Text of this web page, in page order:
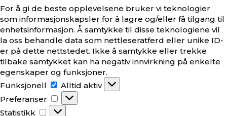
For å gi de beste opplevelsene bruker vi teknologier
som informasjonskapsler for å lagre og/eller få tilgang til
enhetsinformasjon. Å samtykke til disse teknologiene vil
la oss behandle data som nettleseratferd eller unike ID-
er på dette nettstedet. Ikke å samtykke eller trekke
tilbake samtykket kan ha negativ innvirkning på enkelte
egenskaper og funksjoner.
Funksjonell
Funksjonell
Alltid aktiv
Preferanser
Preferanser
Statistikk
Statistikk